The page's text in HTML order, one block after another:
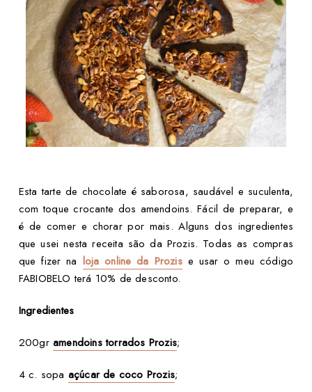
Esta tarte de chocolate é saborosa, saudável e suculenta,
com toque crocante dos amendoins. Fácil de preparar, e
é de comer e chorar por mais.Alguns dos ingredientes
que usei nesta receita são da Prozis. Todas as compras
que fizer na loja online da Prozise usar o meu código
FABIOBELO terá 10% de desconto.
Ingredientes
200gramendoins torrados Prozis;
4 c. sopa açúcar de coco Prozis;